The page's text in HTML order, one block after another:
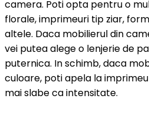
camera. Poti opta pentru o
florale, imprimeuri tip ziar,
altele. Daca mobilierul din
vei putea alege o lenjerie de
puternica. In schimb, daca
culoare, poti apela la
mai slabe ca intensitate.